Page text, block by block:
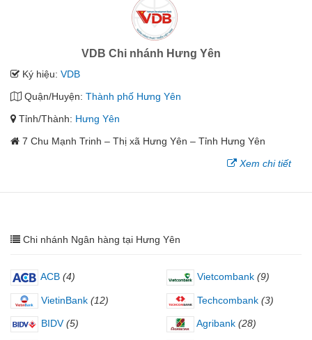
VDB Chi nhánh Hưng Yên
Ký hiệu: VDB
Quận/Huyện: Thành phố Hưng Yên
Tỉnh/Thành: Hưng Yên
7 Chu Mạnh Trinh – Thị xã Hưng Yên – Tỉnh Hưng Yên
Xem chi tiết
Chi nhánh Ngân hàng tại Hưng Yên
ACB (4) Vietcombank (9)
VietinBank (12) Techcombank (3)
BIDV (5) Agribank (28)